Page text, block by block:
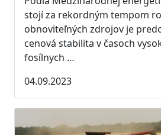
stojí za rekordným tempom
obnoviteľných zdrojov je
cenová stabilita v časoch
fosílnych …
04.09.2023